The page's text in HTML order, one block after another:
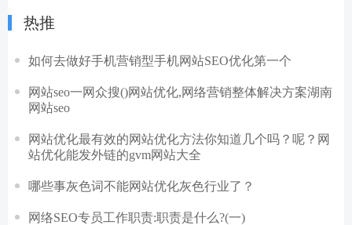
热推
如何去做好手机营销型手机网站SEO优化第一个
网站seo一网众搜()网站优化,网络营销整体解决方案湖南
网站seo
网站优化最有效的网站优化方法你知道几个吗？呢？网
站优化能发外链的gvm网站大全
哪些事灰色词不能网站优化灰色行业了？
网络SEO专员工作职责:职责是什么?(一)